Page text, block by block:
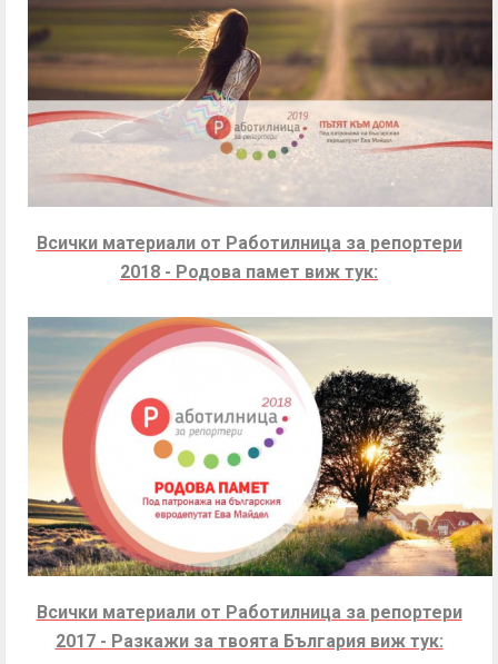
Всички материали от Работилница за репортери
2018 - Родова памет виж тук:
Всички материали от Работилница за репортери
2017 - Разкажи за твоята България виж тук: